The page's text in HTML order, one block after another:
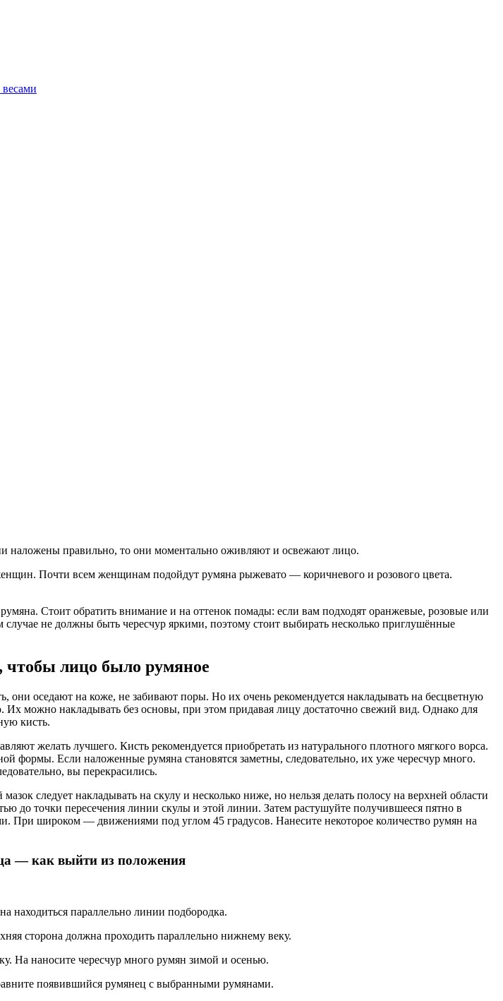
наложены правильно, то они моментально оживляют и освежают лицо.
Почти всем женщинам подойдут румяна рыжевато — коричневого и розового цвета.
Стоит обратить внимание и на оттенок помады: если вам подходят оранжевые, розовые или
не должны быть чересчур яркими, поэтому стоит выбирать несколько приглушённые
чтобы лицо было румяное
оседают на коже, не забивают поры. Но их очень рекомендуется накладывать на бесцветную
можно накладывать без основы, при этом придавая лицу достаточно свежий вид. Однако для
кисть.
желать лучшего. Кисть рекомендуется приобретать из натурального плотного мягкого ворса.
формы. Если наложенные румяна становятся заметны, следовательно, их уже чересчур много.
вы перекрасились.
следует накладывать на скулу и несколько ниже, но нельзя делать полосу на верхней области
точки пересечения линии скулы и этой линии. Затем растушуйте получившееся пятно в
При широком — движениями под углом 45 градусов. Нанесите некоторое количество румян на
— как выйти из положения
находиться параллельно линии подбородка.
сторона должна проходить параллельно нижнему веку.
На наносите чересчур много румян зимой и осенью.
появившийся румянец с выбранными румянами.